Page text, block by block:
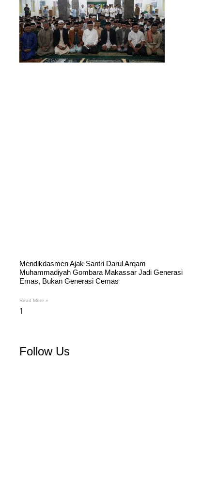
Mendikdasmen Ajak Santri Darul Arqam
Muhammadiyah Gombara Makassar Jadi Generasi
Emas, Bukan Generasi Cemas
Read More »
Follow Us